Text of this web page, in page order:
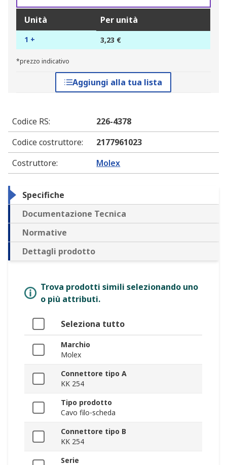
Unità Per unità
1 + 3,23 €
*prezzo indicativo
Aggiungi alla tua lista
Codice RS:
226-4378
Codice costruttore:
2177961023
Costruttore: Molex
Specifiche
Documentazione Tecnica
Normative
Dettagli prodotto
Trova prodotti simili selezionando uno
o più attributi.
Seleziona tutto
Marchio
Molex
Connettore tipo A
KK 254
Tipo prodotto
Cavo filo-scheda
Connettore tipo B
KK 254
Serie